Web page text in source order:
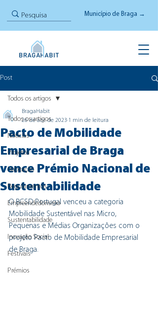
Município de Braga →
Post
Todos os artigos
Notícias
Projetos
Habitação
Regulamentos
Empreendedorismo
Sustentabilidade
Inovação Social
Festivais
Prémios
Todos os artigos
Pacto de Mobilidade
Empresarial de Braga
vence Prémio Nacional de
Sustentabilidade
BragaHabit
26 de abr. de 2023 1 min de leitura
O BCSD Portugal venceu a categoria
Mobilidade Sustentável nas Micro,
Pequenas e Médias Organizações com o
projeto Pacto de Mobilidade Empresarial
de Braga.